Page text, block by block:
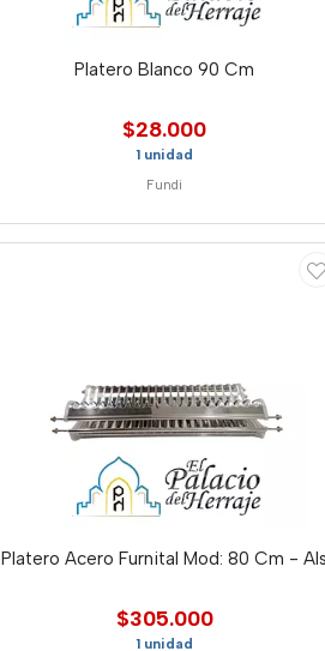
Platero Blanco 90 Cm
$28.000
1 unidad
Fundi
Platero Acero Furnital Mod: 80 Cm - Als
$305.000
1 unidad